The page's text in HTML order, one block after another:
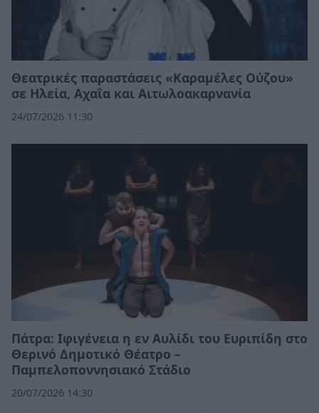
Θεατρικές παραστάσεις «Καραμέλες Ούζου»
σε Ηλεία, Αχαΐα και Αιτωλοακαρνανία
24/07/2026 11:30
Πάτρα: Ιφιγένεια η εν Αυλίδι του Ευριπίδη στο
Θερινό Δημοτικό Θέατρο –
Παμπελοποννησιακό Στάδιο
20/07/2026 14:30